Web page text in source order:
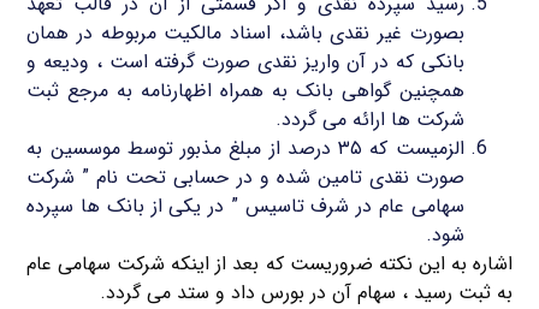
بصورت غیر نقدی باشد، اسناد مالکیت مربوطه در همان
بانکی که در آن واریز نقدی صورت گرفته است ، ودیعه و
همچنین گواهی بانک به همراه اظهارنامه به مرجع ثبت
شرکت ها ارائه می گردد.
الزمیست که ۳۵ درصد از مبلغ مذبور توسط موسسین به
صورت نقدی تامین شده و در حسابی تحت نام ” شرکت
سهامی عام در شرف تاسیس ” در یکی از بانک ها سپرده
شود.
اشاره به این نکته ضروریست که بعد از اینکه شرکت سهامی عام
به ثبت رسید ، سهام آن در بورس داد و ستد می گردد.